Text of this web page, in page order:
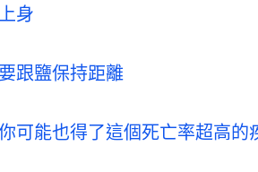
身
跟鹽保持距離
可能也得了這個死亡率超高的